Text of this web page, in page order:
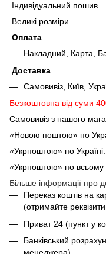
Індивідуальний пошив
Великі розміри
Оплата
Накладний, Карта,
Доставка
Самовивіз, Київ,
Безкоштовна від суми
Самовивіз з нашого
«Новою поштою» по
«Укрпоштою» по Україні.
«Укрпоштою» по всьому
Більше інформації про
Переказ коштів на
(отримайте
Приват 24 (пункт у
Банківський